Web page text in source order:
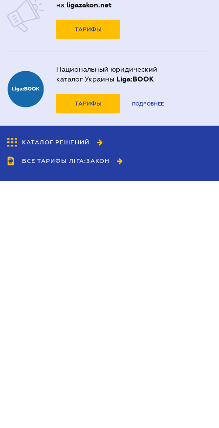
на ligazakon.net
ТАРИФЫ
Национальный юридический
каталог Украины Liga:BOOK
ТАРИФЫ ПОДРОБНЕЕ
КАТАЛОГ РЕШЕНИЙ
ВСЕ ТАРИФЫ ЛІГА:ЗАКОН